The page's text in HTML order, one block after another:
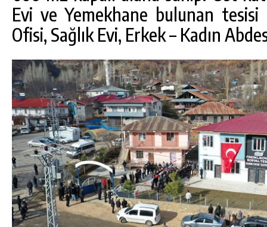
Evi ve Yemekhane bulunan
Ofisi, Sağlık Evi, Erkek – Kadın